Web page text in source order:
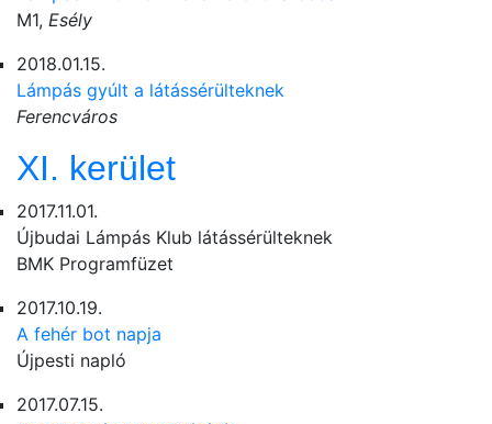
M1, Esély
2018.01.15.
Lámpás gyúlt a látássérülteknek
Ferencváros
XI. kerület
2017.11.01.
Újbudai Lámpás Klub látássérülteknek
BMK Programfüzet
2017.10.19.
A fehér bot napja
Újpesti napló
2017.07.15.